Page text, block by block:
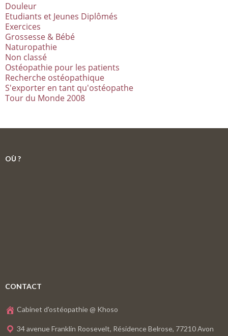
Douleur
Etudiants et Jeunes Diplômés
Exercices
Grossesse & Bébé
Naturopathie
Non classé
Ostéopathie pour les patients
Recherche ostéopathique
S'exporter en tant qu'ostéopathe
Tour du Monde 2008
OÙ ?
CONTACT
Cabinet d'ostéopathie @ Khoso
34 avenue Franklin Roosevelt, Résidence Belrose, 77210 Avon